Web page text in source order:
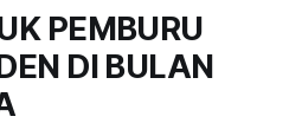
PEMBURU
DI BULAN